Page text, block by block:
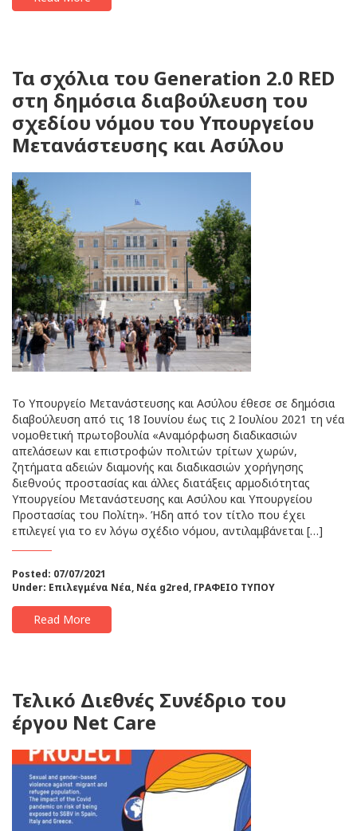
Τα σχόλια του Generation 2.0 RED
στη δημόσια διαβούλευση του
σχεδίου νόμου του Υπουργείου
Μετανάστευσης και Ασύλου
Το Υπουργείο Μετανάστευσης και Ασύλου έθεσε σε δημόσια
διαβούλευση από τις 18 Ιουνίου έως τις 2 Ιουλίου 2021 τη νέα
νομοθετική πρωτοβουλία «Αναμόρφωση διαδικασιών
απελάσεων και επιστροφών πολιτών τρίτων χωρών,
ζητήματα αδειών διαμονής και διαδικασιών χορήγησης
διεθνούς προστασίας και άλλες διατάξεις αρμοδιότητας
Υπουργείου Μετανάστευσης και Ασύλου και Υπουργείου
Προστασίας του Πολίτη». Ήδη από τον τίτλο που έχει
επιλεγεί για το εν λόγω σχέδιο νόμου, αντιλαμβάνεται […]
Posted: 07/07/2021
Under: Επιλεγμένα Νέα, Νέα g2red, ΓΡΑΦΕΙΟ ΤΥΠΟΥ
Read More
Τελικό Διεθνές Συνέδριο του
έργου Net Care